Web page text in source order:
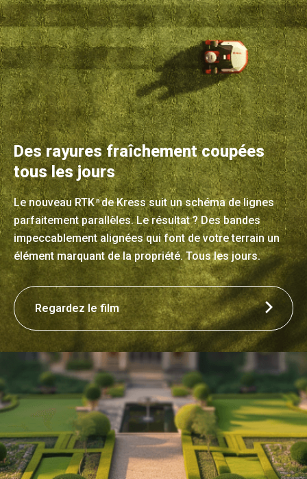
Des rayures fraîchement coupées
tous les jours
Le nouveau RTK nde Kress suit un schéma de lignes
parfaitement parallèles. Le résultat ? Des bandes
impeccablement alignées qui font de votre terrain un
élément marquant de la propriété. Tous les jours.
Regardez le film